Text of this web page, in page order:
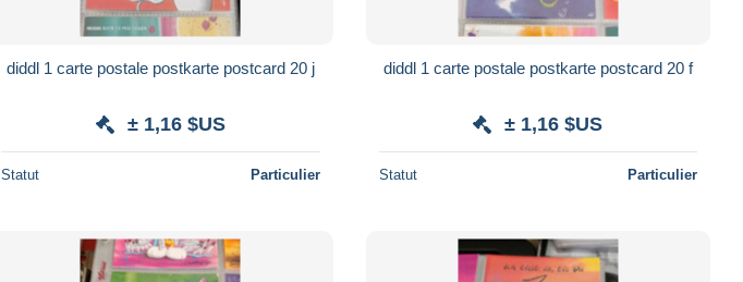
diddl 1 carte postale postkarte postcard 20 j
± 1,16 $US
Statut Particulier
diddl 1 carte postale postkarte postcard 20 f
± 1,16 $US
Statut Particulier